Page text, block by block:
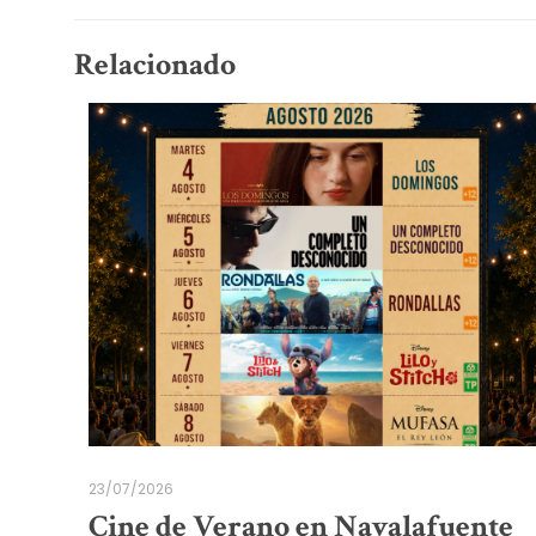
Relacionado
23/07/2026
Cine de Verano en Navalafuente